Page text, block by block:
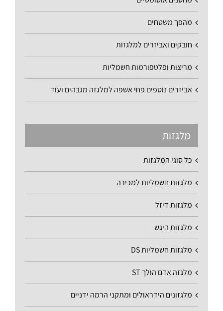
מהפך משטחים
חובקים ואביזרים למלגזות
מריצות ופלטפורמות חשמליות
אביזרים נוספים פחי אשפה למלגזה מגבהים ועוד
מלגזות
כל סוגי המלגזות
מלגזות חשמליות למכירה
מלגזות דיזל
מלגזות היגש
מלגזות חשמליות DS
מלגזה אדם הולך ST
מלגזונים הידראולים ומתקני הרמה ידניים